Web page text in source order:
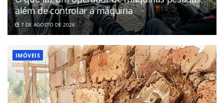
além de controlar a máquina
7 DE AGOSTO DE 2026
IMÓVEIS